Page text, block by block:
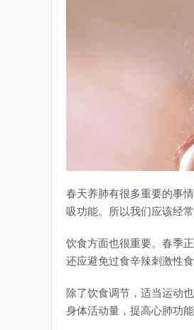
春天养肺有很多重要的事
吸功能。所以我们应该经
饮食方面也很重要。春季
还应避免过食辛辣刺激性
除了饮食调节，适当运动
身体活动量，提高心肺功